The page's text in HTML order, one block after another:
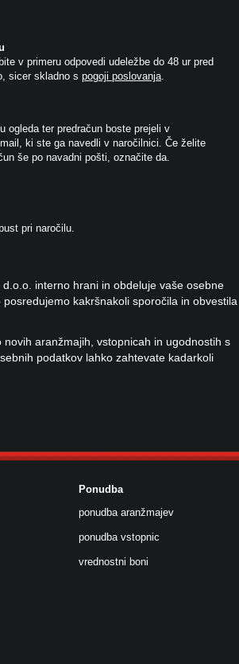
v primeru odpovedi udeležbe do 48 ur pred
sicer skladno s pogoji poslovanja.
ogleda ter predračun boste prejeli v
ki ste ga navedli v naročilnici. Če želite
še po navadni pošti, označite da.
pri naročilu.
interno hrani in obdeluje vaše osebne
kakršnakoli sporočila in obvestila
aranžmajih, vstopnicah in ugodnostih s
podatkov lahko zahtevate kadarkoli
Ponudba
ponudba aranžmajev
ponudba vstopnic
vrednostni boni